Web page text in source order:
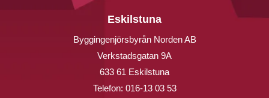
Eskilstuna
Byggingenjörsbyrån Norden AB
Verkstadsgatan 9A
633 61 Eskilstuna
Telefon: 016-13 03 53